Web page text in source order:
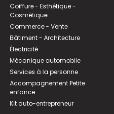
Coiffure - Esthétique -
Cosmétique
Commerce - Vente
Bâtiment - Architecture
Électricité
Mécanique automobile
Services à la personne
Accompagnement Petite
enfance
Kit auto-entrepreneur